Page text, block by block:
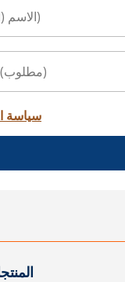
سياسة